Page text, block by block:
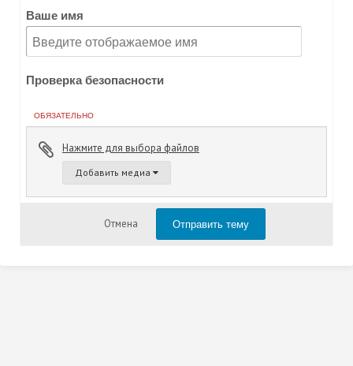
Ваше имя
Проверка безопасности
ОБЯЗАТЕЛЬНО
Нажмите для выбора файлов
Добавить медиа
Отмена Отправить тему